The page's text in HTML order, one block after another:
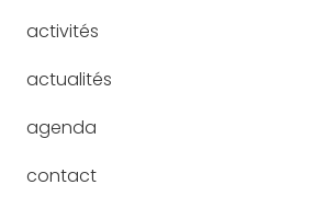
activités
actualités
agenda
contact